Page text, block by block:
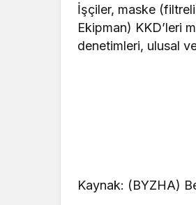
İşçiler, maske
Ekipman) KKD’leri
denetimleri, ulusal
Kaynak: (BYZHA)